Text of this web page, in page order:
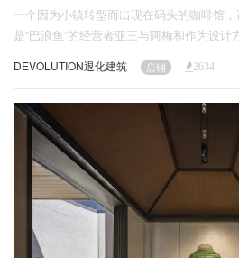
一个因为小镇转型而出现在码头的咖啡馆
是“巴浪鱼”的经营者亚三与阿梅和作为设
识。在几经波折战胜了一个意图把它们刷
之后，我们尽可能地保留和还原了这栋建
麻的船主姓名和渔船编号是渔港密织的信息
DEVOLUTION退化建筑 店铺 2634